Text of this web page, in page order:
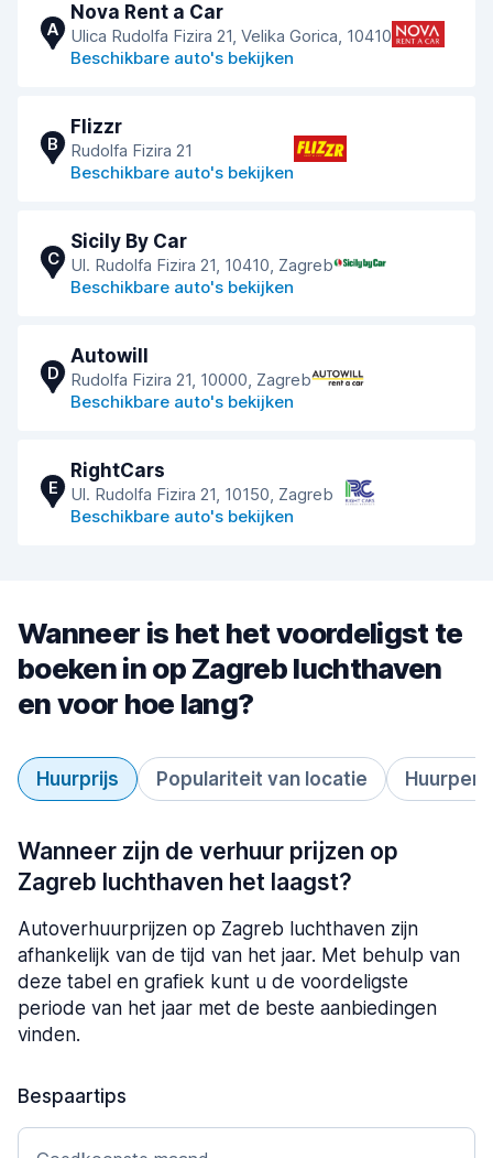
A
Nova Rent a Car
Ulica Rudolfa Fizira 21, Velika Gorica, 10410
Beschikbare auto's bekijken
B
Flizzr
Rudolfa Fizira 21
Beschikbare auto's bekijken
C
Sicily By Car
Ul. Rudolfa Fizira 21, 10410, Zagreb
Beschikbare auto's bekijken
D
Autowill
Rudolfa Fizira 21, 10000, Zagreb
Beschikbare auto's bekijken
E
RightCars
Ul. Rudolfa Fizira 21, 10150, Zagreb
Beschikbare auto's bekijken
Wanneer is het het voordeligst te
boeken in op Zagreb luchthaven
en voor hoe lang?
Huurprijs Populariteit van locatie
Wanneer zijn de verhuur prijzen op
Zagreb luchthaven het laagst?
Autoverhuurprijzen op Zagreb luchthaven zijn
afhankelijk van de tijd van het jaar. Met behulp van
deze tabel en grafiek kunt u de voordeligste
periode van het jaar met de beste aanbiedingen
vinden.
Bespaartips